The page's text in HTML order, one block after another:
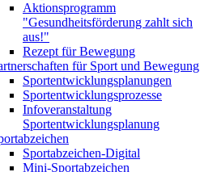
Aktionsprogramm
"Gesundheitsförderung zahlt sich
aus!"
Rezept für Bewegung
für Sport und Bewegung
Sportentwicklungsplanungen
Sportentwicklungsprozesse
Infoveranstaltung
Sportentwicklungsplanung
Sportabzeichen-Digital
Mini-Sportabzeichen